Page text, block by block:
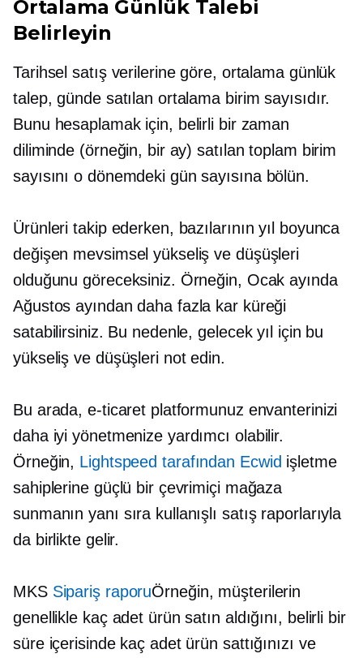
Ortalama Günlük Talebi
Belirleyin
Tarihsel satış verilerine göre, ortalama günlük
talep, günde satılan ortalama birim sayısıdır.
Bunu hesaplamak için, belirli bir zaman
diliminde (örneğin, bir ay) satılan toplam birim
sayısını o dönemdeki gün sayısına bölün.
Ürünleri takip ederken, bazılarının yıl boyunca
değişen mevsimsel yükseliş ve düşüşleri
olduğunu göreceksiniz. Örneğin, Ocak ayında
Ağustos ayından daha fazla kar küreği
satabilirsiniz. Bu nedenle, gelecek yıl için bu
yükseliş ve düşüşleri not edin.
Bu arada, e-ticaret platformunuz envanterinizi
daha iyi yönetmenize yardımcı olabilir.
Örneğin, Lightspeed tarafından Ecwid işletme
sahiplerine güçlü bir çevrimiçi mağaza
sunmanın yanı sıra kullanışlı satış raporlarıyla
da birlikte gelir.
MKS Sipariş raporuÖrneğin, müşterilerin
genellikle kaç adet ürün satın aldığını, belirli bir
süre içerisinde kaç adet ürün sattığınızı ve